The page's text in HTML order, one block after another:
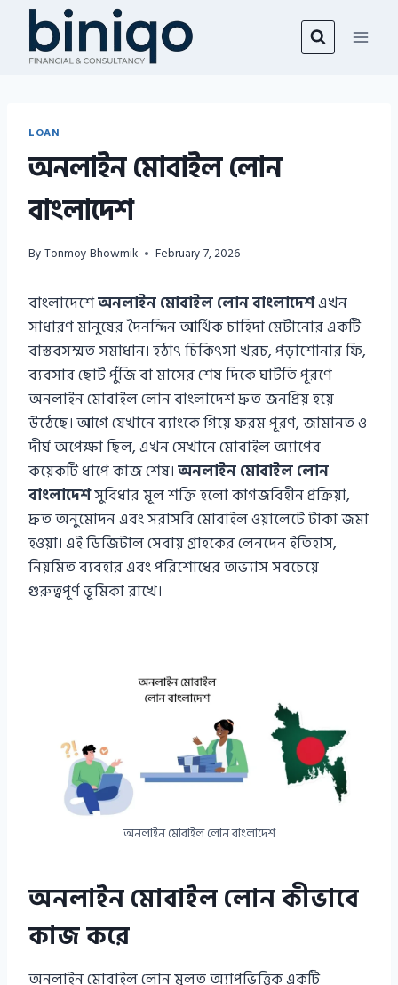
content
LOAN
অনলাইন মোবাইল লোন
বাংলাদেশ
ByTonmoy Bhowmik February 7, 2026
বাংলাদেশেঅনলাইন মোবাইল লোন বাংলাদেশএখন
সাধারণ মানুষের দৈনন্দিন আর্থিক চাহিদা মেটানোর একটি
বাস্তবসম্মত সমাধান। হঠাৎ চিকিৎসা খরচ, পড়াশোনার ফি,
ব্যবসার ছোট পুঁজি বা মাসের শেষ দিকে ঘাটতি পূরণে
অনলাইন মোবাইল লোন বাংলাদেশ দ্রুত জনপ্রিয় হয়ে
উঠেছে। আগে যেখানে ব্যাংকে গিয়ে ফরম পূরণ, জামানত ও
দীর্ঘ অপেক্ষা ছিল, এখন সেখানে মোবাইল অ্যাপের
কয়েকটি ধাপে কাজ শেষ।অনলাইন মোবাইল লোন
বাংলাদেশসুবিধার মূল শক্তি হলো কাগজবিহীন প্রক্রিয়া,
দ্রুত অনুমোদন এবং সরাসরি মোবাইল ওয়ালেটে টাকা জমা
হওয়া। এই ডিজিটাল সেবায় গ্রাহকের লেনদেন ইতিহাস,
নিয়মিত ব্যবহার এবং পরিশোধের অভ্যাস সবচেয়ে
গুরুত্বপূর্ণ ভূমিকা রাখে।
অনলাইন মোবাইল লোন বাংলাদেশ
অনলাইন মোবাইল লোন কীভাবে
কাজ করে
অনলাইন মোবাইল লোন মূলত অ্যাপভিত্তিক একটি